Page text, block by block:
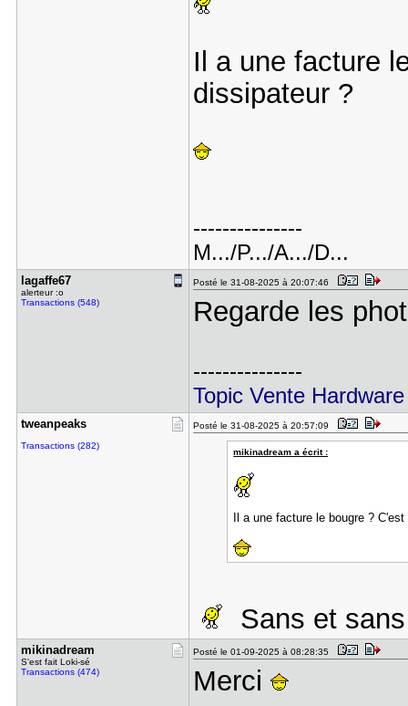
Il a une facture
dissipateur ?
---------------
M.../P.../A.../D...
lagaffe67
alerteur :o
Transactions (548)
Posté le 31-08-2025 à 20:07:46
Regarde les
---------------
Topic Vente Hardware
tweanpeaks
Transactions (282)
Posté le 31-08-2025 à 20:57:09
mikinadream a écrit :
Il a une facture le bougre ?
Sans et sans
mikinadrea​m
S'est fait Loki-sé
Transactions (474)
Posté le 01-09-2025 à 08:28:35
Merci